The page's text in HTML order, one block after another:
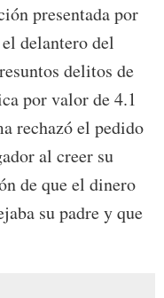
presentada por
delantero del
delitos de
por valor de 4.1
rechazó el pedido
al creer su
de que el dinero
su padre y que